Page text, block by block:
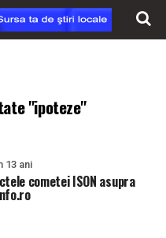
"ipoteze"
13 ani
cometei ISON asupra